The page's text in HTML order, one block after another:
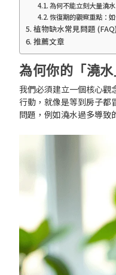
為何不能立刻大量澆
恢復期的觀察重點：
植物缺水常見問題 (FAQ)
推薦文章
為何你的「澆
我們必須建立一個核心觀
行動，就像是等到房子都
問題，例如澆水過多導致